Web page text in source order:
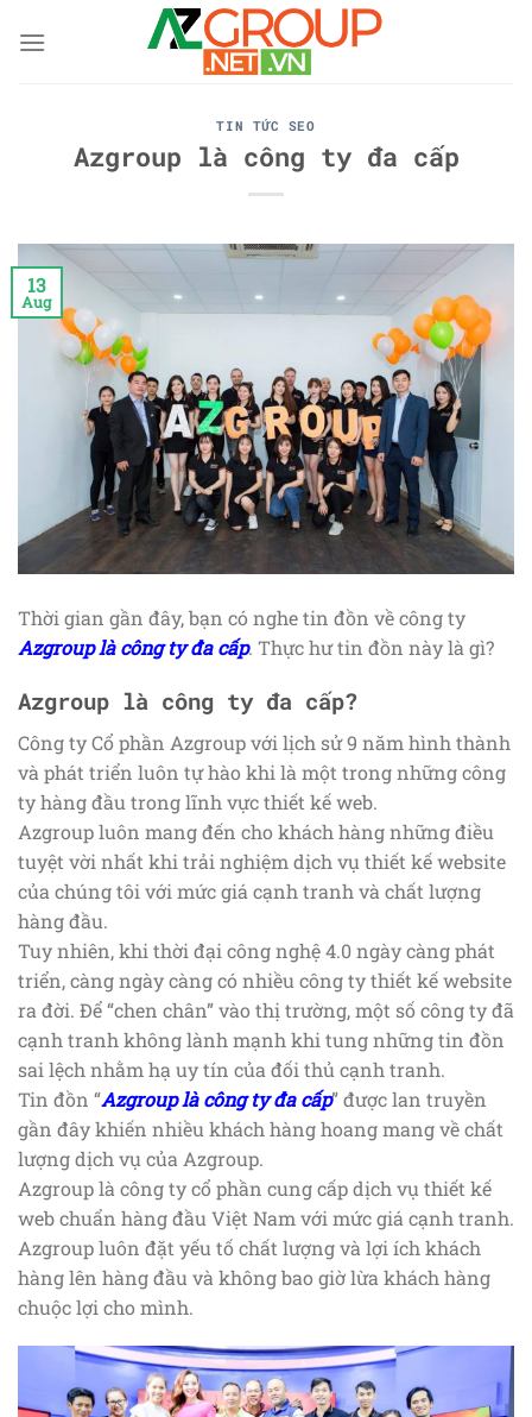
TIN TỨC SEO
Azgroup là công ty đa cấp
13
Aug
Thời gian gần đây, bạn có nghe tin đồn về công ty
Azgroup là công ty đa cấp. Thực hư tin đồn này là gì?
Azgroup là công ty đa cấp?
Công ty Cổ phần Azgroup với lịch sử 9 năm hình thành
và phát triển luôn tự hào khi là một trong những công
ty hàng đầu trong lĩnh vực thiết kế web.
Azgroup luôn mang đến cho khách hàng những điều
tuyệt vời nhất khi trải nghiệm dịch vụ thiết kế website
của chúng tôi với mức giá cạnh tranh và chất lượng
hàng đầu.
Tuy nhiên, khi thời đại công nghệ 4.0 ngày càng phát
triển, càng ngày càng có nhiều công ty thiết kế website
ra đời. Để “chen chân” vào thị trường, một số công ty đã
cạnh tranh không lành mạnh khi tung những tin đồn
sai lệch nhằm hạ uy tín của đối thủ cạnh tranh.
Tin đồn “Azgroup là công ty đa cấp” được lan truyền
gần đây khiến nhiều khách hàng hoang mang về chất
lượng dịch vụ của Azgroup.
Azgroup là công ty cổ phần cung cấp dịch vụ thiết kế
web chuẩn hàng đầu Việt Nam với mức giá cạnh tranh.
Azgroup luôn đặt yếu tố chất lượng và lợi ích khách
hàng lên hàng đầu và không bao giờ lừa khách hàng
chuộc lợi cho mình.